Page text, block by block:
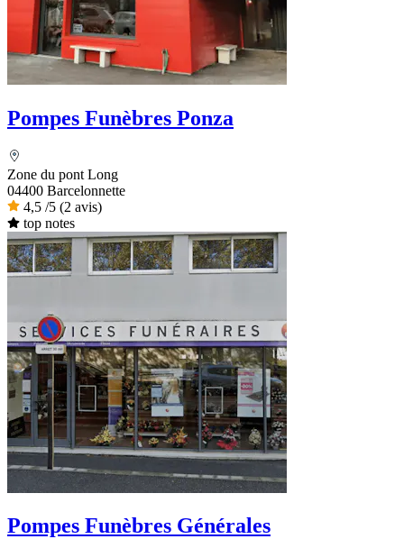
Pompes Funèbres Ponza
Zone du pont Long
04400 Barcelonnette
4,5 /5 (2 avis)
top notes
Pompes Funèbres Générales